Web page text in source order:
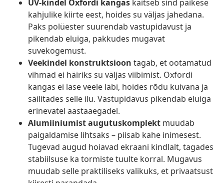
UV-kindel Oxfordi kangas kaitseb sind päikese
kahjulike kiirte eest, hoides su väljas jahedana.
Paks polüester suurendab vastupidavust ja
pikendab eluiga, pakkudes mugavat
suvekogemust.
Veekindel konstruktsioon tagab, et ootamatud
vihmad ei häiriks su väljas viibimist. Oxfordi
kangas ei lase veele läbi, hoides rõdu kuivana ja
säilitades selle ilu. Vastupidavus pikendab eluiga
erinevatel aastaaegadel.
Alumiiniumist augutuskomplekt muudab
paigaldamise lihtsaks – piisab kahe inimesest.
Tugevad augud hoiavad ekraani kindlalt, tagades
stabiilsuse ka tormiste tuulte korral. Mugavus
muudab selle praktiliseks valikuks, et privaatsust